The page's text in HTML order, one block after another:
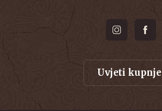
Uvjeti kupnje